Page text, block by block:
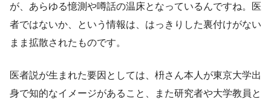
が、あらゆる憶測や噂話の温床となっているんですね。医
者ではないか、という情報は、はっきりした裏付けがない
まま拡散されたものです。
医者説が生まれた要因としては、枡さん本人が東京大学出
身で知的なイメージがあること、また研究者や大学教員と